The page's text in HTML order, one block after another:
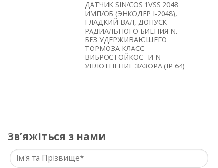
ДАТЧИК SIN/COS 1VSS 2048
ИМП/ОБ (ЭНКОДЕР I-2048),
ГЛАДКИЙ ВАЛ, ДОПУСК
РАДИАЛЬНОГО БИЕНИЯ N,
БЕЗ УДЕРЖИВАЮЩЕГО
ТОРМОЗА КЛАСС
ВИБРОСТОЙКОСТИ N
УПЛОТНЕНИЕ ЗАЗОРА (IP 64)
Звʼяжіться з нами